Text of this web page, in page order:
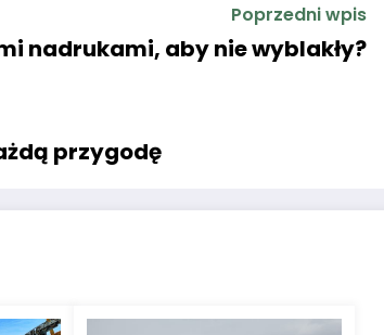
Poprzedni wpis
nadrukami, aby nie wyblakły?
przygodę